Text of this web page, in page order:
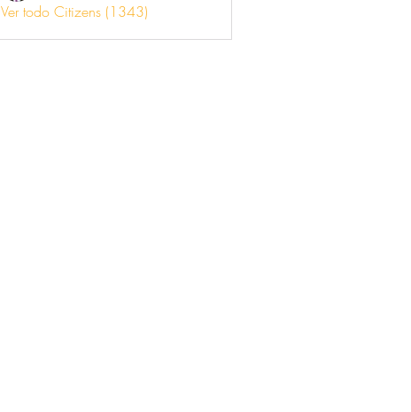
Ver todo Citizens (1343)